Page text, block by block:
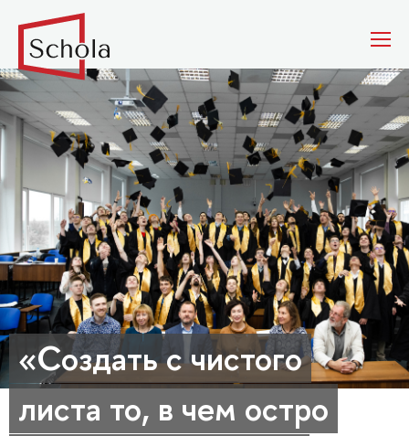
«Создать с чистого
листа то, в чем остро